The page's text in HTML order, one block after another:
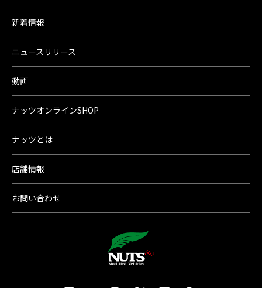
新着情報
ニュースリリース
動画
ナッツオンラインSHOP
ナッツとは
店舗情報
お問い合わせ